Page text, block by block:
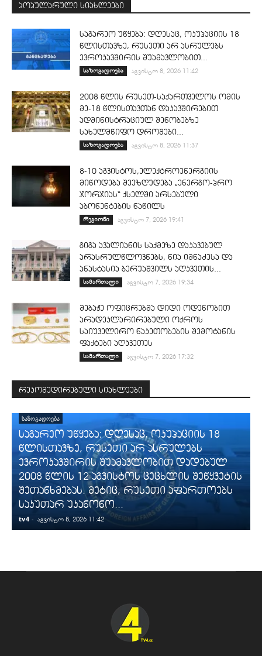
პოპულარული სიახლეები
საგარეო უწყება: დღესაც, ოკუპაციის 18
წლისთავზე, რუსეთი არ ასრულებს
ევროკავშირის შუამავლობით...
საზოგადოება აგვისტო 8, 2026 11:42
2008 წლის რუსეთ-საქართველოს ომის
მე-18 წლისთავთან დაკავშირებით
ადმინისტრაციულ შენობებზე
სახელმწიფო დროშები...
საზოგადოება აგვისტო 8, 2026 11:37
8-10 აგვისტოს,ელექტროენერგიის
მიწოდება შეეზღუდება „ენერგო-პრო
ჯორჯიას“ ქსელში არსებული
აბონენტების ნაწილს
რეგიონი აგვისტო 7, 2026 19:41
გიგა ავალიანის საქმეზე დაკავებულ
არასრულწლოვნებს, ნია იმნაძესა და
ანასტასია ბერუაშვილს აღკვეთის...
სამართალი აგვისტო 7, 2026 19:34
მებაჟე ოფიცრებმა დიდი ოდენობით
არადეკლარირებული ოქროს
საიუველირო ნაკეთობების შემოტანის
ფაქტები აღკვეთეს
სამართალი აგვისტო 7, 2026 17:32
რეკომედირებული სიახლეები
ᲡᲐᲖᲝᲒᲐᲓᲝᲔᲑᲐ
საგარეო უწყება: დღესაც, ოკუპაციის 18
წლისთავზე, რუსეთი არ ასრულებს
ევროკავშირის შუამავლობით დადებულ
2008 წლის 12 აგვისტოს ცეცხლის შეწყვეტის
შეთანხმებას. მეტიც, რუსეთი აფართოებს
საკუთარ უკანონო...
tv4 - აგვისტო 8, 2026 11:42